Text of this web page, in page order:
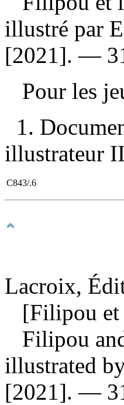
illustré par
[2021]. —
Pour les
1.
illustrateur
C843/.6
Lacroix,
[Filipou et
Filipou
illustrated
[2021]. —